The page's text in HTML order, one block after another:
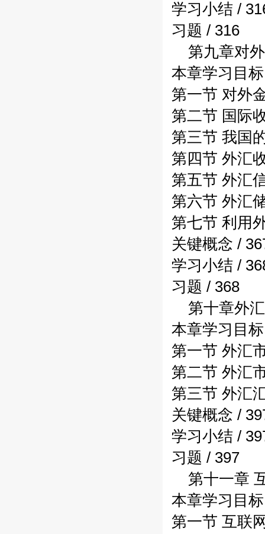
学习小结 /
习题 / 316
第九章对
本章学习目
第一节 对外
第二节 国际
第三节 我国
第四节 外汇
第五节 外汇
第六节 外汇
第七节 利用
关键概念 /
学习小结 /
习题 / 368
第十章外
本章学习目
第一节 外汇
第二节 外汇
第三节 外汇
关键概念 /
学习小结 /
习题 / 397
第十一章
本章学习目
第一节 互联